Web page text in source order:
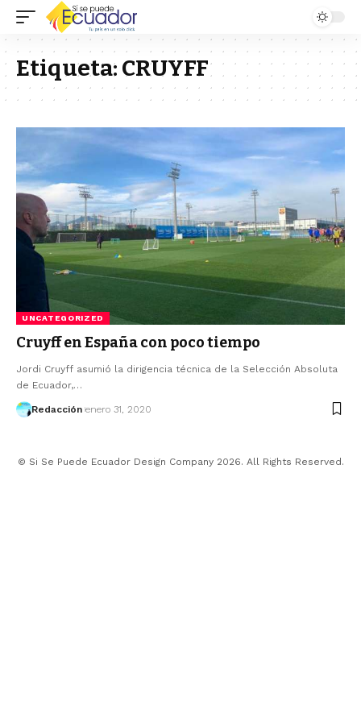
Etiqueta: CRUYFF
UNCATEGORIZED
Cruyff en España con poco tiempo
Jordi Cruyff asumió la dirigencia técnica de la Selección Absoluta
de Ecuador,…
Redacción enero 31, 2020
© Si Se Puede Ecuador Design Company 2026. All Rights Reserved.